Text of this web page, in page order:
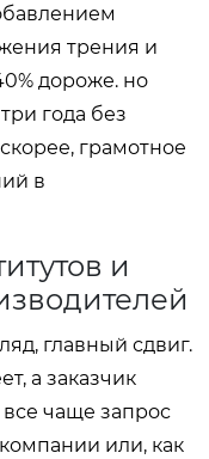
трения и
дороже. но
года без
грамотное
в
и
главный сдвиг.
а заказчик
чаще запрос
или, как